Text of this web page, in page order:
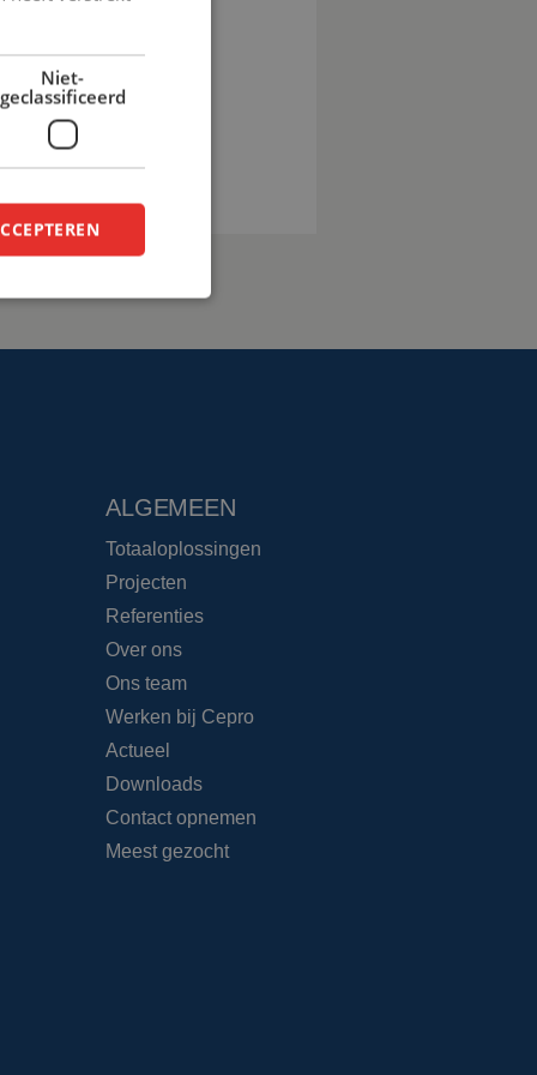
ALGEMEEN
Totaaloplossingen
Projecten
Referenties
Over ons
Ons team
Werken bij Cepro
Actueel
Downloads
Contact opnemen
Meest gezocht
Niet-
geclassificeerd